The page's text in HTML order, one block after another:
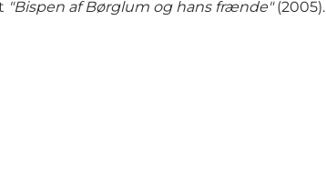
"Bispen af Børglum og hans frænde"(2005).